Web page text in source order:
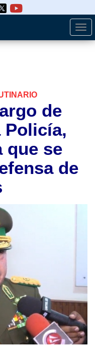
de
Policía,
que se
de